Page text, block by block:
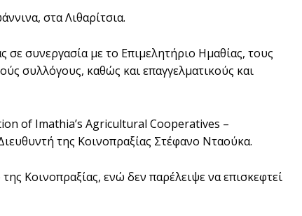
στα Λιθαρίτσια.
συνεργασία με το Επιμελητήριο Ημαθίας, τους
συλλόγους, καθώς και επαγγελματικούς και
of Imathia’s Agricultural Cooperatives –
της Κοινοπραξίας Στέφανο Νταούκα.
Κοινοπραξίας, ενώ δεν παρέλειψε να επισκεφτεί